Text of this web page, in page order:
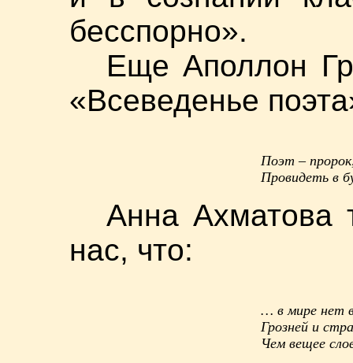
бесспорно».
Еще Аполлон
«Всеведенье
Поэт –
Провидеть в
Анна Ахматова
нас, что:
… в мире нет
Грозней и
Чем вещее